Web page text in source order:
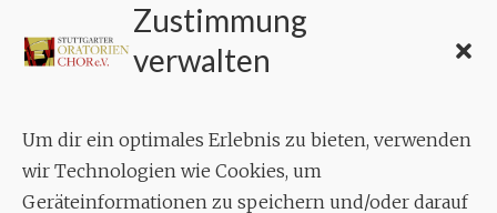
Zustimmung
verwalten
Um dir ein optimales Erlebnis zu bieten, verwenden
wir Technologien wie Cookies, um
Geräteinformationen zu speichern und/oder darauf
KONTAKT
Geschäftsstelle:
Aixheimer Str. 18
70619 Stuttgart